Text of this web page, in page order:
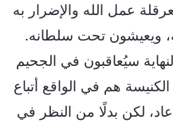
عمل الله والإضرار به
ويعيشون تحت سلطانه.
سيُعاقبون في الجحيم
هم في الواقع أتباع
لكن بدلًا من النظر في